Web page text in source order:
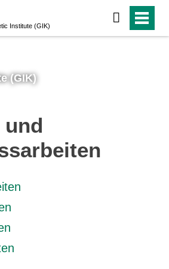
Institute (GIK)
(GIK)
und